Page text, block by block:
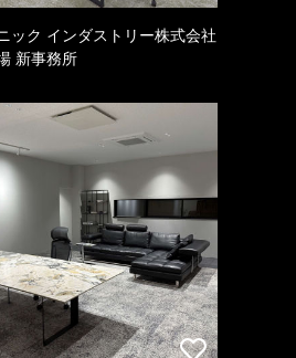
ック インダストリー株式会社
新事務所